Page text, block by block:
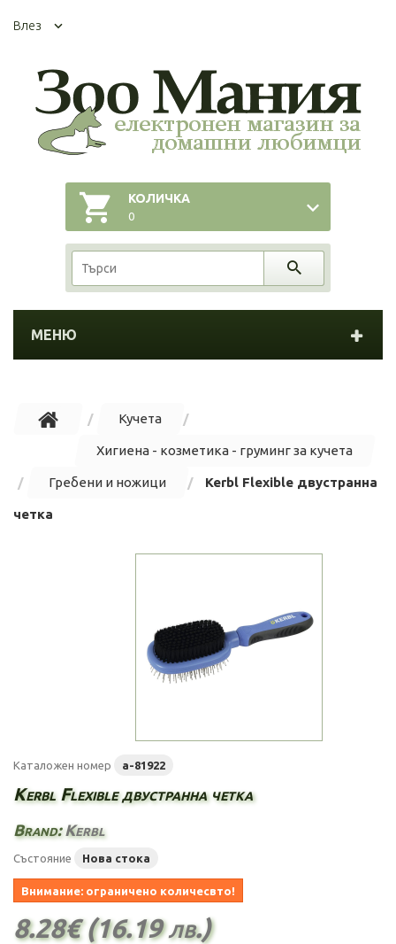
Влез
КОЛИЧКА
0
МЕНЮ
Кучета
Хигиена - козметика - груминг за кучета
Гребени и ножици Kerbl Flexible двустранна
четка
Каталожен номер a-81922
Kerbl Flexible двустранна четка
Brand:Kerbl
Състояние Нова стока
Внимание: ограничено количесвто!
8.28€ (16.19 лв.)